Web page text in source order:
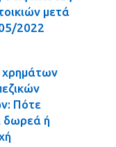
μετά
2022
Πότε
δωρεά ή